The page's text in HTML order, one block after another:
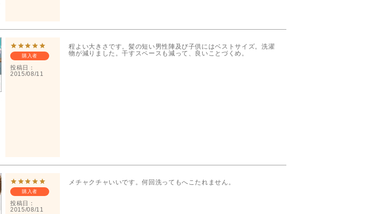
購入者
投稿日
2015/08/11
程よい大きさです。髪の短い男性陣及び子供にはベストサイズ。洗濯
物が減りました。干すスペースも減って、良いことづくめ。
購入者
投稿日
2015/08/11
メチャクチャいいです。何回洗ってもへこたれません。